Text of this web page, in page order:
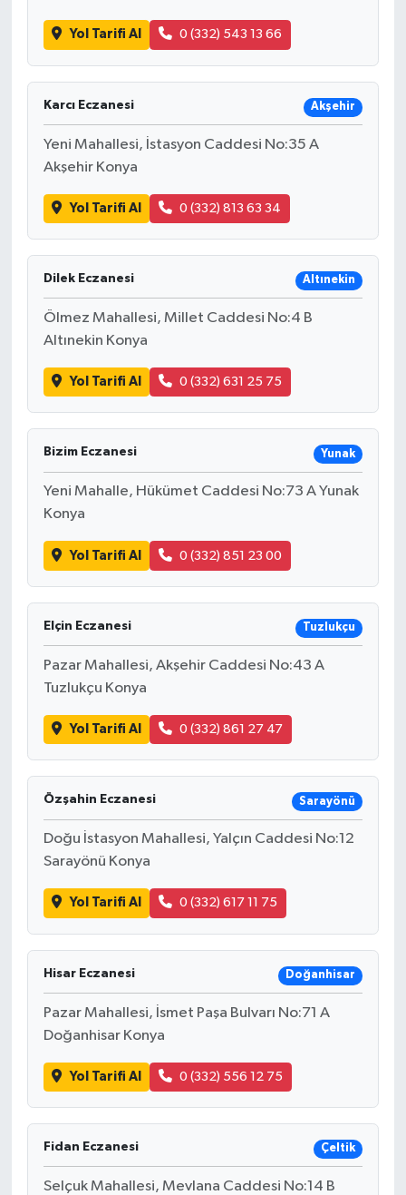
Yol Tarifi Al 0 (332) 543 13 66
Karcı Eczanesi Akşehir
Yeni Mahallesi, İstasyon Caddesi No:35 A
Akşehir Konya
Yol Tarifi Al 0 (332) 813 63 34
Dilek Eczanesi Altınekin
Ölmez Mahallesi, Millet Caddesi No:4 B
Altınekin Konya
Yol Tarifi Al 0 (332) 631 25 75
Bizim Eczanesi Yunak
Yeni Mahalle, Hükümet Caddesi No:73 A Yunak
Konya
Yol Tarifi Al 0 (332) 851 23 00
Elçin Eczanesi Tuzlukçu
Pazar Mahallesi, Akşehir Caddesi No:43 A
Tuzlukçu Konya
Yol Tarifi Al 0 (332) 861 27 47
Özşahin Eczanesi Sarayönü
Doğu İstasyon Mahallesi, Yalçın Caddesi No:12
Sarayönü Konya
Yol Tarifi Al 0 (332) 617 11 75
Hisar Eczanesi Doğanhisar
Pazar Mahallesi, İsmet Paşa Bulvarı No:71 A
Doğanhisar Konya
Yol Tarifi Al 0 (332) 556 12 75
Fidan Eczanesi Çeltik
Selçuk Mahallesi, Mevlana Caddesi No:14 B